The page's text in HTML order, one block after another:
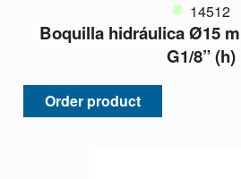
14512
Boquilla hidráulica Ø15
G1/8” (h)
Order product